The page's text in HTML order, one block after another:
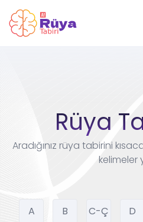
Rüya
Aradığınız rüya tabirini
kelimeler
A B C-Ç D